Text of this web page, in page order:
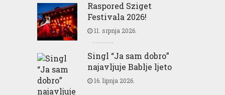
Raspored Sziget
Festivala 2026!
11. srpnja 2026.
Singl “Ja sam dobro”
najavljuje Bablje ljeto
16. lipnja 2026.